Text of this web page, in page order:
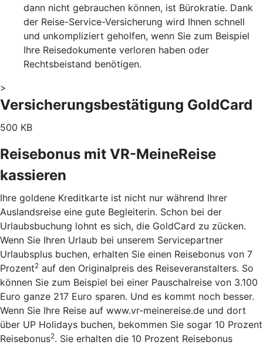
dann nicht gebrauchen können, ist Bürokratie. Dank
der Reise-Service-Versicherung wird Ihnen schnell
und unkompliziert geholfen, wenn Sie zum Beispiel
Ihre Reisedokumente verloren haben oder
Rechtsbeistand benötigen.
>
Versicherungsbestätigung GoldCard
500 KB
Reisebonus mit VR-MeineReise
kassieren
Ihre goldene Kreditkarte ist nicht nur während Ihrer
Auslandsreise eine gute Begleiterin. Schon bei der
Urlaubsbuchung lohnt es sich, die GoldCard zu zücken.
Wenn Sie Ihren Urlaub bei unserem Servicepartner
Urlaubsplus buchen, erhalten Sie einen Reisebonus von 7
Prozent2 auf den Originalpreis des Reiseveranstalters. So
können Sie zum Beispiel bei einer Pauschalreise von 3.100
Euro ganze 217 Euro sparen. Und es kommt noch besser.
Wenn Sie Ihre Reise auf www.vr-meinereise.de und dort
über UP Holidays buchen, bekommen Sie sogar 10 Prozent
Reisebonus2. Sie erhalten die 10 Prozent Reisebonus